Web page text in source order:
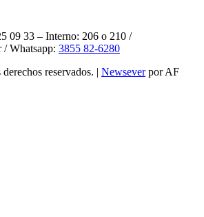
09 33 – Interno: 206 o 210 /
Whatsapp: 3855 82-6280
reservados. | Newseverpor AF